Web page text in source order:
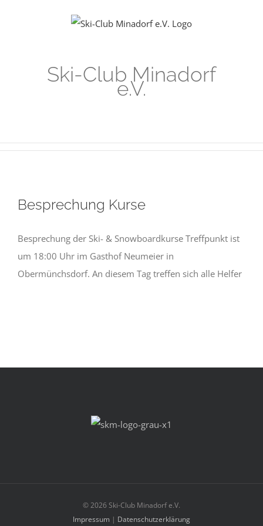
Ski-Club Minadorf
e.V.
Besprechung Kurse
Besprechung der Ski- & Snowboardkurse Treffpunkt ist
um 18:00 Uhr im Gasthof Neumeier in
Obermünchsdorf. An diesem Tag treffen sich alle Helfer
©2026 Ski-Club Minadorf e.V.
Impressum | Datenschutzerklärung